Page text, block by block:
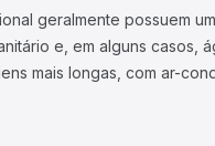
geralmente possuem
e, em alguns casos,
mais longas, com ar-